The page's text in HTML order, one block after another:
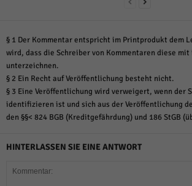
§ 1 Der Kommentar entspricht im Printprodukt dem
wird, dass die Schreiber von Kommentaren diese
unterzeichnen.
§ 2 Ein Recht auf Veröffentlichung besteht nicht.
§ 3 Eine Veröffentlichung wird verweigert, wenn der
identifizieren ist und sich aus der Veröffentlichung
den §§< 824 BGB (Kreditgefährdung) und 186 StGB
HINTERLASSEN SIE EINE ANTWORT